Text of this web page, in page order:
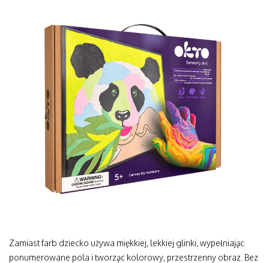
Zamiast farb dziecko używa miękkiej, lekkiej glinki, wypełniając
ponumerowane pola i tworząc kolorowy, przestrzenny obraz. Bez